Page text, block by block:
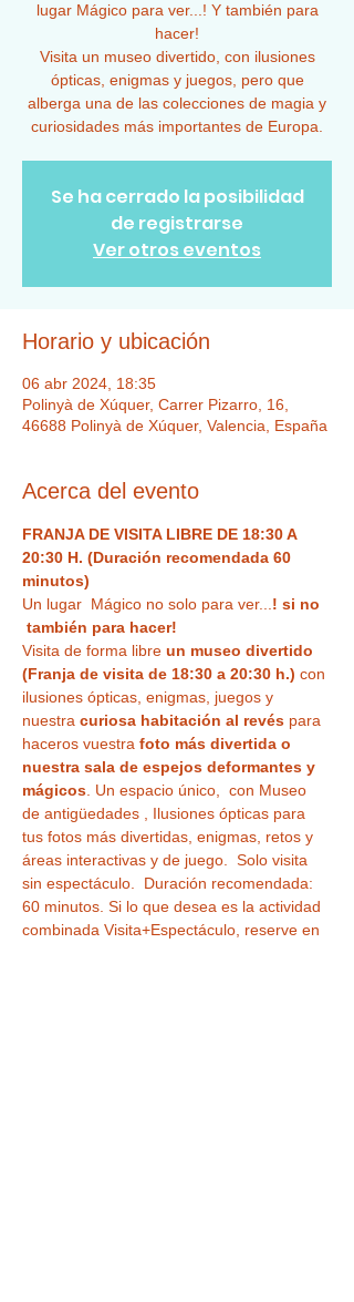
lugar Mágico para ver...! Y también para
hacer!
Visita un museo divertido, con ilusiones
ópticas, enigmas y juegos, pero que
alberga una de las colecciones de magia y
curiosidades más importantes de Europa.
Se ha cerrado la posibilidad
de registrarse
Ver otros eventos
Horario y ubicación
06 abr 2024, 18:35
Polinyà de Xúquer, Carrer Pizarro, 16,
46688 Polinyà de Xúquer, Valencia, España
Acerca del evento
FRANJA DE VISITA LIBRE DE 18:30 A
20:30 H. (Duración recomendada 60
minutos)
Un lugar  Mágico no solo para ver... ! si no
también para hacer!
Visita de forma libre un museo divertido
(Franja de visita de 18:30 a 20:30 h.) con
ilusiones ópticas, enigmas, juegos y
nuestra curiosa habitación al revés para
haceros vuestra foto más divertida o
nuestra sala de espejos deformantes y
mágicos . Un espacio único,  con Museo
de antigüedades , Ilusiones ópticas para
tus fotos más divertidas, enigmas, retos y
áreas interactivas y de juego.  Solo visita
sin espectáculo.  Duración recomendada:
60 minutos. Si lo que desea es la actividad
combinada Visita+Espectáculo, reserve en